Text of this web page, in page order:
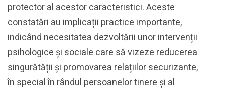
protector al acestor caracteristici. Aceste
constatări au implicații practice importante,
indicând necesitatea dezvoltării unor intervenții
psihologice și sociale care să vizeze reducerea
singurătății și promovarea relațiilor securizante,
în special în rândul persoanelor tinere și al